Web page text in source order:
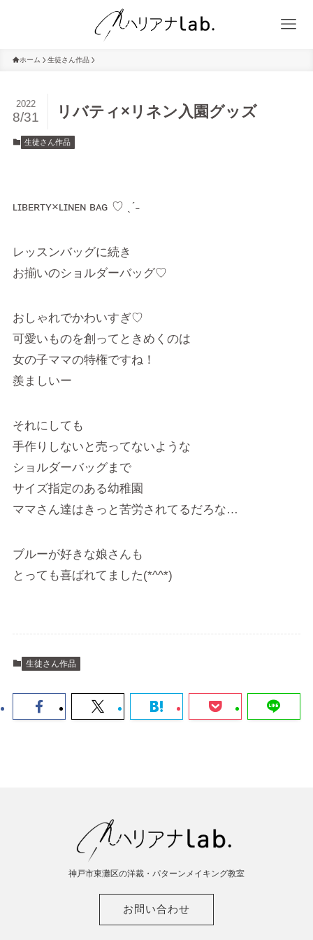
ホーム 生徒さん作品
リバティ×リネン入園グッズ
2022
8/31
生徒さん作品
ʟɪʙᴇʀᴛʏ×ʟɪɴᴇɴ ʙᴀɢ ♡ ˎˊ˗
レッスンバッグに続き
お揃いのショルダーバッグ♡
おしゃれでかわいすぎ♡
可愛いものを創ってときめくのは
女の子ママの特権ですね！
羨ましいー
それにしても
手作りしないと売ってないような
ショルダーバッグまで
サイズ指定のある幼稚園
ママさん達はきっと苦労されてるだろな…
ブルーが好きな娘さんも
とっても喜ばれてました(*^^*)
生徒さん作品
神戸市東灘区の洋裁・パターンメイキング教室
お問い合わせ